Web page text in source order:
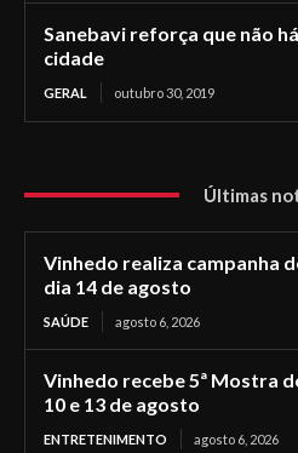
Sanebavi reforça que não
cidade
GERAL outubro 30, 2019
Últimas
Vinhedo realiza campanha
dia 14 de agosto
SAÚDE agosto 6, 2026
Vinhedo recebe 5ª Mostra
10 e 13 de agosto
ENTRETENIMENTO agosto 6, 2026